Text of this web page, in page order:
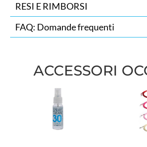
RESI E RIMBORSI
FAQ: Domande frequenti
ACCESSORI